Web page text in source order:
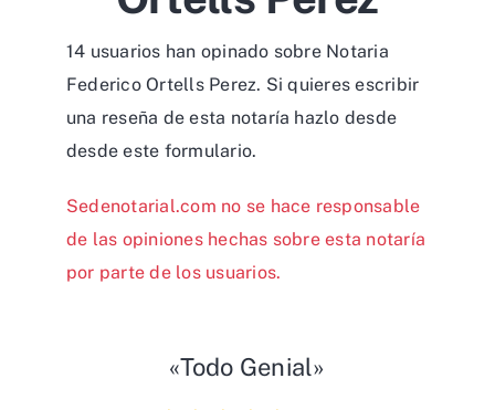
14 usuarios han opinado sobre Notaria
Federico Ortells Perez. Si quieres escribir
una reseña de esta notaría hazlo desde
desdeeste formulario.
Sedenotarial.com no se hace responsable
de las opiniones hechas sobre esta notaría
por parte de los usuarios.
«Todo Genial»